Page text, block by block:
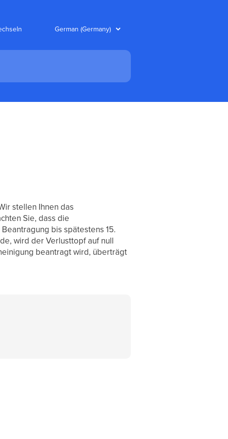
stellen Ihnen das
Sie, dass die
bis spätestens 15.
wird der Verlusttopf auf null
beantragt wird, überträgt